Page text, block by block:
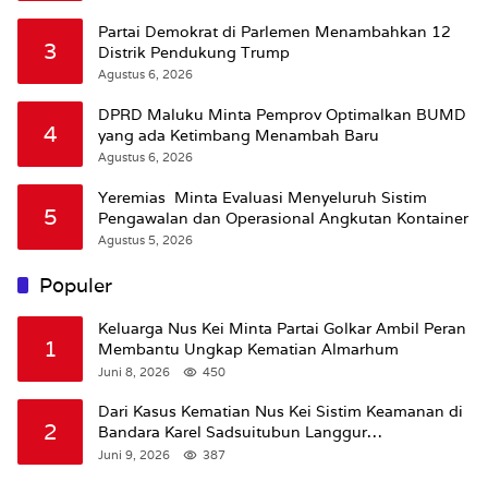
3
Partai Demokrat di Parlemen Menambahkan 12
Distrik Pendukung Trump
Agustus 6, 2026
4
DPRD Maluku Minta Pemprov Optimalkan BUMD
yang ada Ketimbang Menambah Baru
Agustus 6, 2026
5
Yeremias Minta Evaluasi Menyeluruh Sistim
Pengawalan dan Operasional Angkutan Kontainer
Agustus 5, 2026
Populer
1
Keluarga Nus Kei Minta Partai Golkar Ambil Peran
Membantu Ungkap Kematian Almarhum
Juni 8, 2026 450
2
Dari Kasus Kematian Nus Kei Sistim Keamanan di
Bandara Karel Sadsuitubun Langgur
Dipertanyakan
Juni 9, 2026 387